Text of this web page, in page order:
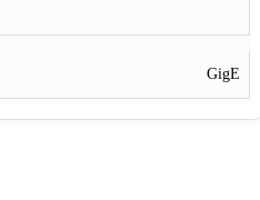
GigE